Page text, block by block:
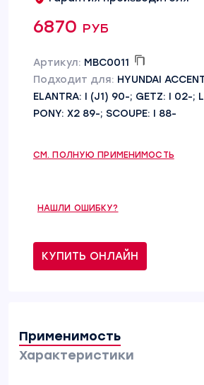
6870 руб
Артикул: MBC0011
Подходит для: HYUNDAI
ELANTRA: I (J1) 90-; GETZ: I 02-;
PONY: X2 89-; SCOUPE: I 88-
СМ. ПОЛНУЮ ПРИМЕНИМОСТЬ
НАШЛИ ОШИБКУ?
КУПИТЬ ОНЛАЙН
Применимость
Характеристики